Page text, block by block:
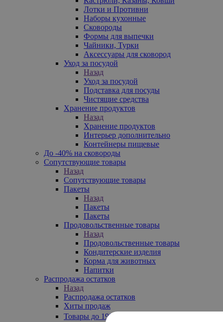
Лотки и Противни
Наборы кухонные
Сковороды
Формы для выпечки
Чайники, Турки
Аксессуары для сковород
Уход за посудой
Назад
Уход за посудой
Подставка для посуды
Чистящие средства
Хранение продуктов
Назад
Хранение продуктов
Интерьер дополнительно
Контейнеры пищевые
До -40% на сковороды
Сопутствующие товары
Назад
Сопутствующие товары
Пакеты
Назад
Пакеты
Пакеты
Продовольственные товары
Назад
Продовольственные товары
Кондитерские изделия
Корма для животных
Напитки
Распродажа остатков
Назад
Распродажа остатков
Хиты продаж
Товары до 199₽